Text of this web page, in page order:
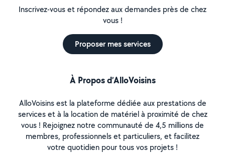
Inscrivez-vous et répondez aux demandes près de chez
vous !
Proposer mes services
À Propos d’AlloVoisins
AlloVoisins est la plateforme dédiée aux prestations de
services et à la location de matériel à proximité de chez
vous ! Rejoignez notre communauté de 4,5 millions de
membres, professionnels et particuliers, et facilitez
votre quotidien pour tous vos projets !